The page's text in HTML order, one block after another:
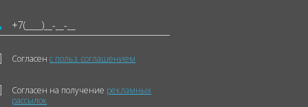
Согласенс польз. соглашением
Согласен на получение рекламных
рассылок